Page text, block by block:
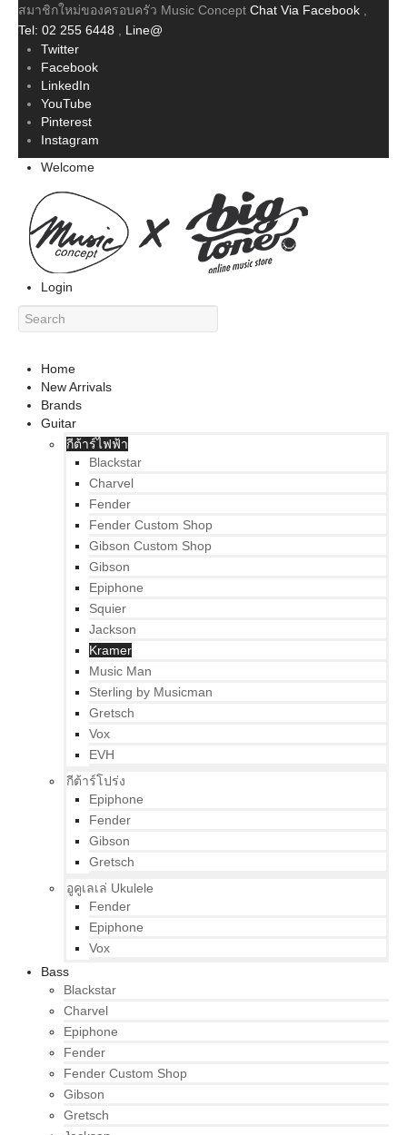
สมาชิกใหม่ของครอบครัว Music Concept Chat Via Facebook
Tel: 02 255 6448
Line@
Twitter
Facebook
LinkedIn
YouTube
Pinterest
Instagram
Welcome
Login
Home
New Arrivals
Brands
Guitar
กีต้าร์ไฟฟ้า
Blackstar
Charvel
Fender
Fender Custom Shop
Gibson Custom Shop
Gibson
Epiphone
Squier
Jackson
Kramer
Music Man
Sterling by Musicman
Gretsch
Vox
EVH
กีต้าร์โปร่ง
Epiphone
Fender
Gibson
Gretsch
อูคูเลเล่ Ukulele
Fender
Epiphone
Vox
Bass
Blackstar
Charvel
Epiphone
Fender
Fender Custom Shop
Gibson
Gretsch